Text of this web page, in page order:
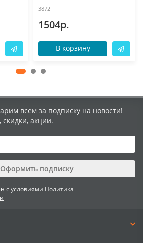
3872
1504р.
В корзину
всем за подписку на новости!
скидки, акции.
Оформить подписку
с условиями Политика